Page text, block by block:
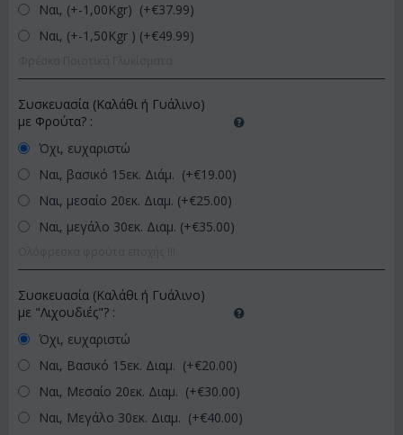
Ναι, (+-1,00Kgr) (+€37.99)
Ναι, (+-1,50Kgr ) (+€49.99)
Συσκευασία (Καλάθι ή Γυάλινο)
με Φρούτα? :
Όχι, ευχαριστώ
Ναι, βασικό 15εκ. Διάμ. (+€19.00)
Ναι, μεσαίο 20εκ. Διαμ. (+€25.00)
Ναι, μεγάλο 30εκ. Διαμ. (+€35.00)
Συσκευασία (Καλάθι ή Γυάλινο)
με "Λιχουδιές"? :
Όχι, ευχαριστώ
Ναι, Βασικό 15εκ. Διαμ. (+€20.00)
Ναι, Μεσαίο 20εκ. Διαμ. (+€30.00)
Ναι, Μεγάλο 30εκ. Διαμ. (+€40.00)